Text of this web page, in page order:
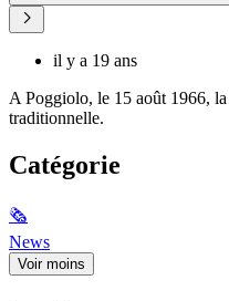
il y a 19 ans
A Poggiolo, le 15 août 1966,
traditionnelle.
Catégorie
🗞
News
Voir moins